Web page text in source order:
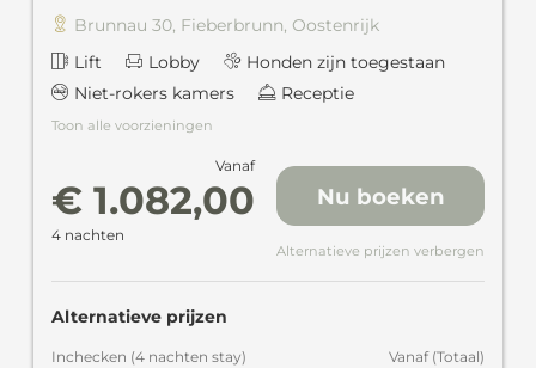
Brunnau 30, Fieberbrunn, Oostenrijk
Lift
Lobby
Honden zijn toegestaan
Niet-rokers kamers
Receptie
Toon alle voorzieningen
Vanaf
€ 1.082,00
4 nachten
Nu boeken
Alternatieve prijzen verbergen
Alternatieve prijzen
Inchecken (4 nachten stay) Vanaf(Totaal)